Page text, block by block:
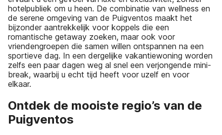
hotelpubliek om u heen. De combinatie van wellness en
de serene omgeving van de Puigventos maakt het
bijzonder aantrekkelijk voor koppels die een
romantische getaway zoeken, maar ook voor
vriendengroepen die samen willen ontspannen na een
sportieve dag. In een dergelijke vakantiewoning worden
zelfs een paar dagen weg al snel een verjongende mini-
break, waarbij u echt tijd heeft voor uzelf en voor
elkaar.
Ontdek de mooiste regio’s van de
Puigventos